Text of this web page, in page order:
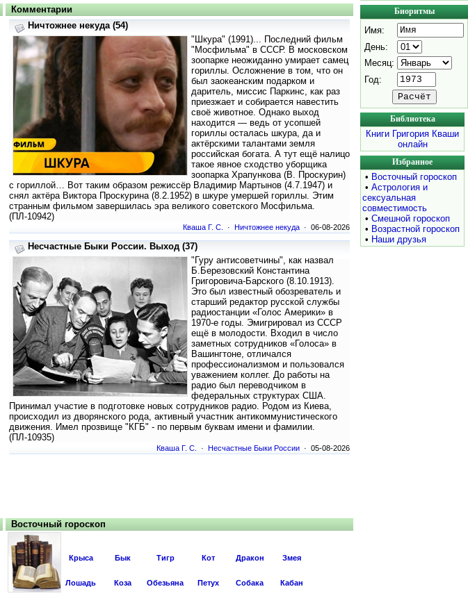
Комментарии
Ничтожнее некуда (54)
"Шкура" (1991)... Последний фильм
"Мосфильма" в СССР. В московском
зоопарке неожиданно умирает самец
гориллы. Осложнение в том, что он
был заокеанским подарком и
даритель, миссис Паркинс, как раз
приезжает и собирается навестить
своё животное. Однако выход
находится — ведь от усопшей
гориллы осталась шкура, да и
актёрскими талантами земля
российская богата. А тут ещё налицо
такое явное сходство уборщика
зоопарка Храпункова (В. Проскурин)
с гориллой… Вот таким образом режиссёр Владимир Мартынов (4.7.1947) и
снял актёра Виктора Проскурина (8.2.1952) в шкуре умершей гориллы. Этим
странным фильмом завершилась эра великого советского Мосфильма.
(ПЛ-10942)
Кваша Г. С. · Ничтожнее некуда · 06-08-2026
Несчастные Быки России. Выход (37)
"Гуру антисоветчины", как назвал
Б.Березовский Константина
Григоровича-Барского (8.10.1913).
Это был известный обозреватель и
старший редактор русской службы
радиостанции «Голос Америки» в
1970-е годы. Эмигрировал из СССР
ещё в молодости. Входил в число
заметных сотрудников «Голоса» в
Вашингтоне, отличался
профессионализмом и пользовался
уважением коллег. До работы на
радио был переводчиком в
федеральных структурах США.
Принимал участие в подготовке новых сотрудников радио. Родом из Киева,
происходил из дворянского рода, активный участник антикоммунистического
движения. Имел прозвище "КГБ" - по первым буквам имени и фамилии.
(ПЛ-10935)
Кваша Г. С. · Несчастные Быки России · 05-08-2026
Восточный гороскоп
Крыса Бык Тигр Кот Дракон Змея
Лошадь Коза Обезьяна Петух Собака Кабан
Биоритмы
Имя:
День:
Месяц:
Год:
Библиотека
Книги Григория Кваши
онлайн
Избранное
• Восточный гороскоп
• Астрология и
сексуальная
совместимость
• Смешной гороскоп
• Возрастной гороскоп
• Наши друзья